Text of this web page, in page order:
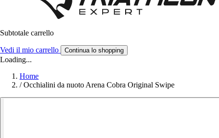
Subtotale carrello
Vedi il mio carrello Continua lo shopping
Loading...
Home
/ Occhialini da nuoto Arena Cobra Original Swipe